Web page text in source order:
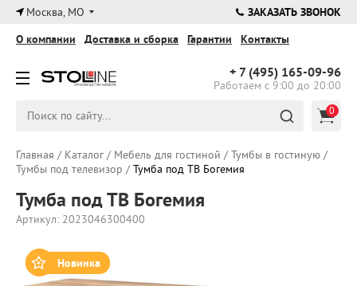
×
Москва, МО ЗАКАЗАТЬ ЗВОНОК
+ 7 (495) 165-09-96
Работаем с 9:00 до 20:00
О компании Доставка и сборка Гарантии Контакты
0
Главная / Каталог/ Мебель для гостиной /Тумбы в гостиную /
Тумбы под телевизор /Тумба под ТВ Богемия
Тумба под ТВ Богемия
Артикул: 2023046300400
Новинка